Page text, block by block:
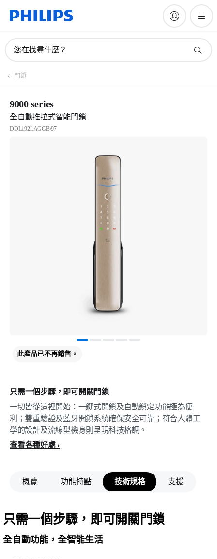
您在找尋什麼？
門鎖
9000 series
全自動推拉式智能門鎖
DDL192LAGGB/97
只需一個步驟，即可開關門鎖
一切皆從這裡開始：一鍵式開鎖及自動鎖定功能極為便
利；雙重驗證及藍牙開鎖系統確保安全可靠；符合人體工
學的設計及流線型機身則呈現科技格調。
查看各種好處
此產品已不再銷售。
概覽 功能特點 技術規格 支援
只需一個步驟，即可開關門鎖
全自動功能，全智能生活